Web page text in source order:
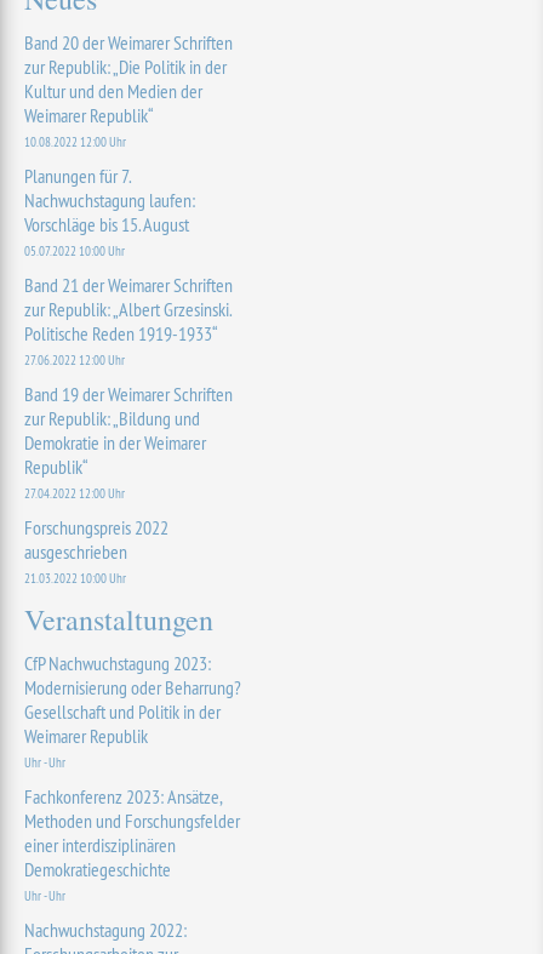
Band 20 der Weimarer Schriften
zur Republik: „Die Politik in der
Kultur und den Medien der
Weimarer Republik“
10.08.2022 12:00 Uhr
Planungen für 7.
Nachwuchstagung laufen:
Vorschläge bis 15. August
05.07.2022 10:00 Uhr
Band 21 der Weimarer Schriften
zur Republik: „Albert Grzesinski.
Politische Reden 1919-1933“
27.06.2022 12:00 Uhr
Band 19 der Weimarer Schriften
zur Republik: „Bildung und
Demokratie in der Weimarer
Republik“
27.04.2022 12:00 Uhr
Forschungspreis 2022
ausgeschrieben
21.03.2022 10:00 Uhr
Veranstaltungen
CfP Nachwuchstagung 2023:
Modernisierung oder Beharrung?
Gesellschaft und Politik in der
Weimarer Republik
Uhr - Uhr
Fachkonferenz 2023: Ansätze,
Methoden und Forschungsfelder
einer interdisziplinären
Demokratiegeschichte
Uhr - Uhr
Nachwuchstagung 2022: